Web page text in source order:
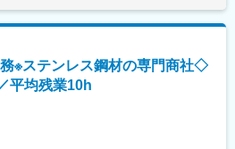
り作成
。マーケットシェアも高く充実した働き
があります。月給(月額)は固定手当を含め
務※ステンレス鋼材の専門商社◇
平均残業10h